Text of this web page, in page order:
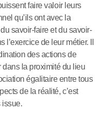
faire valoir leurs
qu’ils ont avec la
savoir-faire et du savoir-
de leur métier. Il
des actions de
dans la proximité du lieu
égalitaire entre tous
de la réalité, c’est
issue.